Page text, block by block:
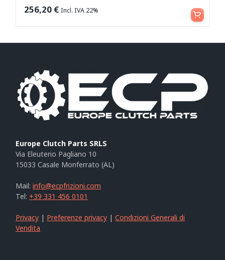
256,20 € Incl. IVA 22% Aggiungi al carrello
Europe Clutch Parts SRLS
Via Eleuterio Pagliano 10
15033 Casale Monferrato (AL)
Mail:info@ecpfrizioni.com
Tel: +39 331 456 0101
Privacy | Preferenze privacy |Condizioni Generali di
Vendita